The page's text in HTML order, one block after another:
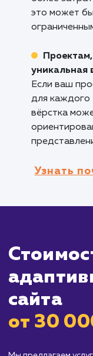
ноутбуки),
удобное
позиции в
поисковые
десктопы),
более